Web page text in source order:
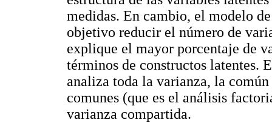
medidas. En cambio, el modelo
objetivo reducir el número de
explique el mayor porcentaje de
términos de constructos latentes.
analiza toda la varianza, la
comunes (que es el análisis
varianza compartida.